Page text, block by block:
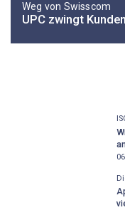
Weg von Swisscom
UPC zwingt